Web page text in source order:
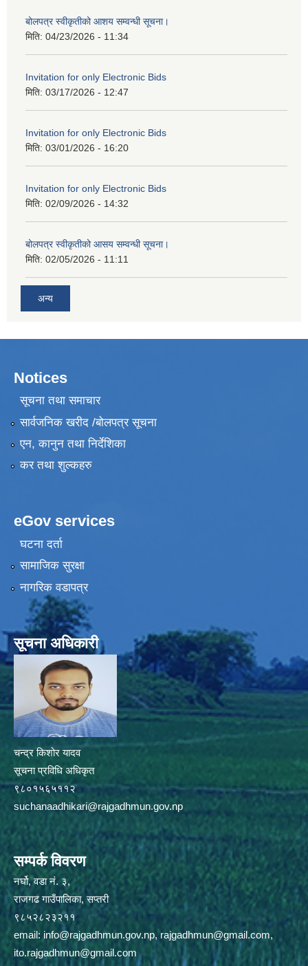
बोलपत्र स्वीकृतीको आशय सम्वन्धी सूचना।
मिति: 04/23/2026 - 11:34
Invitation for only Electronic Bids
मिति: 03/17/2026 - 12:47
Invitation for only Electronic Bids
मिति: 03/01/2026 - 16:20
Invitation for only Electronic Bids
मिति: 02/09/2026 - 14:32
बोलपत्र स्वीकृतीको आसय सम्वन्धी सूचना।
मिति: 02/05/2026 - 11:11
अन्य
Notices
सूचना तथा समाचार
सार्वजनिक खरीद /बोलपत्र सूचना
एन, कानुन तथा निर्देशिका
कर तथा शुल्कहरु
eGov services
घटना दर्ता
सामाजिक सुरक्षा
नागरिक वडापत्र
सूचना अधिकारी
चन्द्र किशोर यादव
सूचना प्रविधि अधिकृत
९८०१५६५११२
suchanaadhikari@rajgadhmun.gov.np
सम्पर्क विवरण
नर्घो, वडा नं. ३,
राजगढ गाउँपालिका, सप्तरी
९८५२८२३२११
email: info@rajgadhmun.gov.np,rajgadhmun@gmail.com,
ito.rajgadhmun@gmail.com